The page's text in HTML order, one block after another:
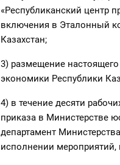
«Республиканский центр
включения в Эталонный
Казахстан;
3) размещение
экономики Республики
4) в течение десяти
приказа в Министерстве
департамент
исполнении мероприятий,